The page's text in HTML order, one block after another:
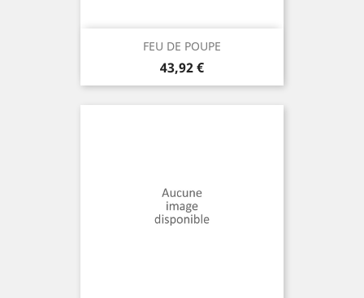
FEU DE POUPE
Prix
43,92 €